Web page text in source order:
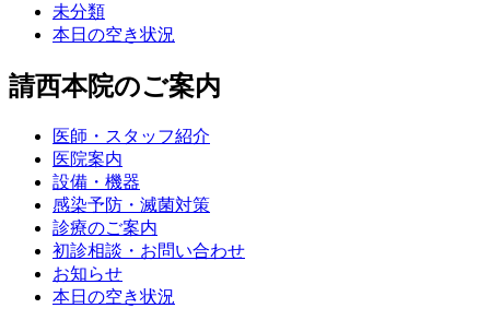
未分類
本日の空き状況
請西本院のご案内
医師・スタッフ紹介
医院案内
設備・機器
感染予防・滅菌対策
診療のご案内
初診相談・お問い合わせ
お知らせ
本日の空き状況